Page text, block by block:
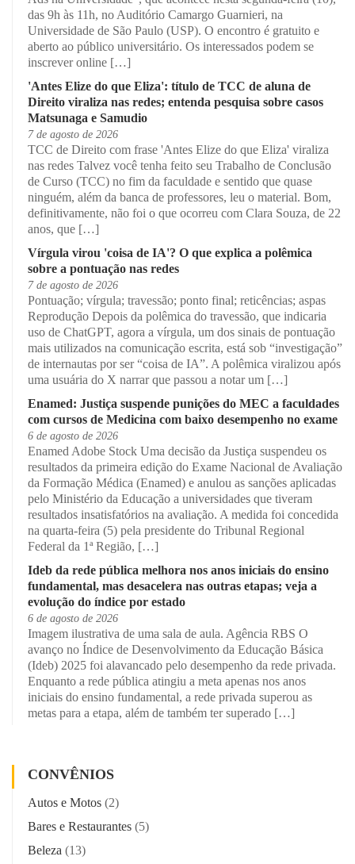
das 9h às 11h, no Auditório Camargo Guarnieri, na
Universidade de São Paulo (USP). O encontro é gratuito e
aberto ao público universitário. Os interessados podem se
inscrever online […]
'Antes Elize do que Eliza': título de TCC de aluna de
Direito viraliza nas redes; entenda pesquisa sobre casos
Matsunaga e Samudio
7 de agosto de 2026
TCC de Direito com frase 'Antes Elize do que Eliza' viraliza
nas redes Talvez você tenha feito seu Trabalho de Conclusão
de Curso (TCC) no fim da faculdade e sentido que quase
ninguém, além da banca de professores, leu o material. Bom,
definitivamente, não foi o que ocorreu com Clara Souza, de 22
anos, que […]
Vírgula virou 'coisa de IA'? O que explica a polêmica
sobre a pontuação nas redes
7 de agosto de 2026
Pontuação; vírgula; travessão; ponto final; reticências; aspas
Reprodução Depois da polêmica do travessão, que indicaria
uso de ChatGPT, agora a vírgula, um dos sinais de pontuação
mais utilizados na comunicação escrita, está sob “investigação”
de internautas por ser “coisa de IA”. A polêmica viralizou após
uma usuária do X narrar que passou a notar um […]
Enamed: Justiça suspende punições do MEC a faculdades
com cursos de Medicina com baixo desempenho no exame
6 de agosto de 2026
Enamed Adobe Stock Uma decisão da Justiça suspendeu os
resultados da primeira edição do Exame Nacional de Avaliação
da Formação Médica (Enamed) e anulou as sanções aplicadas
pelo Ministério da Educação a universidades que tiveram
resultados insatisfatórios na avaliação. A medida foi concedida
na quarta-feira (5) pela presidente do Tribunal Regional
Federal da 1ª Região, […]
Ideb da rede pública melhora nos anos iniciais do ensino
fundamental, mas desacelera nas outras etapas; veja a
evolução do índice por estado
6 de agosto de 2026
Imagem ilustrativa de uma sala de aula. Agência RBS O
avanço no Índice de Desenvolvimento da Educação Básica
(Ideb) 2025 foi alavancado pelo desempenho da rede privada.
Enquanto a rede pública atingiu a meta apenas nos anos
iniciais do ensino fundamental, a rede privada superou as
metas para a etapa, além de também ter superado […]
CONVÊNIOS
Autos e Motos (2)
Bares e Restaurantes (5)
Beleza (13)